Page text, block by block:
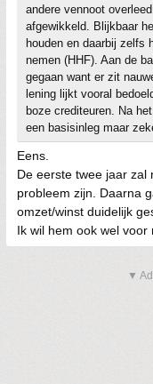
andere vennoot
afgewikkeld. Blijkbaar
houden en daarbij zelfs
nemen (HHF). Aan de
gegaan want er zit
lening lijkt vooral
boze crediteuren. Na
een basisinleg maar
Eens.
De eerste twee jaar zal
probleem zijn. Daarna
omzet/winst duidelijk
Ik wil hem ook wel voor
▼